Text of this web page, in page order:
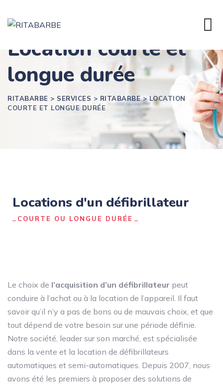
Location courte et
longue durée
RITABARBE > SERVICES > RITABARBE> LOCATION
COURTE ET LONGUE DURÉE
Locations d'un défibrillateur
COURTE OU LONGUE DURÉE
Le choix de l’acquisition d’un défibrillateur peut
conduire à l’achat ou à la location de l’appareil. Il faut
savoir qu’il n’y a pas de bons ou de mauvais choix, et que
tout dépend de votre besoin sur une période définie.
Notre société, leader sur son marché, est spécialisée
dans la vente et la location de défibrillateurs
automatiques et semi-automatiques. Depuis 2007, nous
avons été les premiers à proposer des solutions de